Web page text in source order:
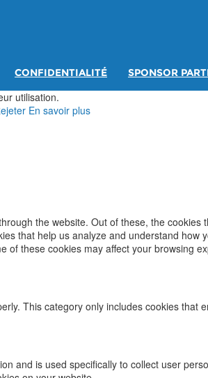
CONFIDENTIALITÉ SPONSOR
utilisation.
En savoir plus
the website. Out of these, the
that help us analyze and understand
of these cookies may affect your browsing
This category only includes cookies
and is used specifically to collect user